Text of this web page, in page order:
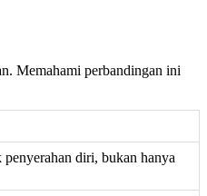
Memahami perbandingan ini
diri, bukan hanya